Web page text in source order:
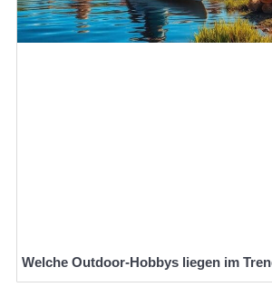
Welche Outdoor-Hobbys liegen im